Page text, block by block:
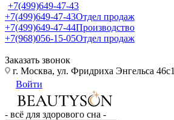
+7(499)649-47-43
+7(499)649-47-43Отдел продаж
+7(499)649-47-44Производство
+7(968)056-15-05Отдел продаж
Заказать звонок
г. Москва, ул. Фридриха Энгельса 46с1
Войти
- всё для здорового сна -